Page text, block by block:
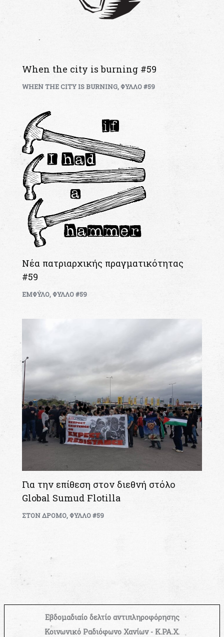
When the city is burning #59
WHEN THE CITY IS BURNING,ΦΥΛΛΟ #59
Νέα πατριαρχικής πραγματικότητας
#59
ΕΜΦΥΛΟ, ΦΥΛΛΟ #59
Για την επίθεση στον διεθνή στόλο
Global Sumud Flotilla
ΣΤΟΝ ΔΡΟΜΟ, ΦΥΛΛΟ #59
Εβδομαδιαίο δελτίο αντιπληροφόρησης
Κοινωνικό Ραδιόφωνο Χανίων - Κ.ΡΑ.Χ.